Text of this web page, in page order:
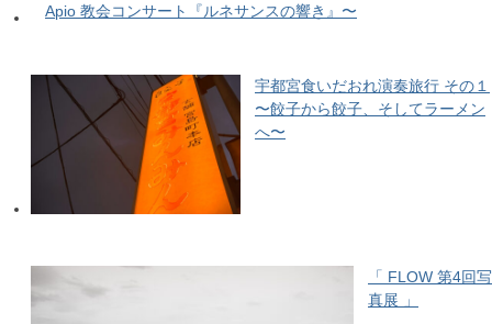
Apio 教会コンサート『ルネサンスの響き』〜
宇都宮食いだおれ演奏旅行 その１
〜餃子から餃子、そしてラーメン
へ〜
「 FLOW 第4回写
真展 」